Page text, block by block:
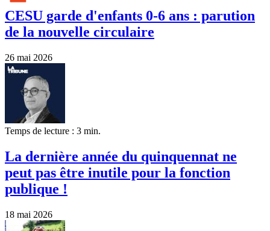
CESU garde d'enfants 0-6 ans : parution
de la nouvelle circulaire
26 mai 2026
Temps de lecture : 3 min.
La dernière année du quinquennat ne
peut pas être inutile pour la fonction
publique !
18 mai 2026